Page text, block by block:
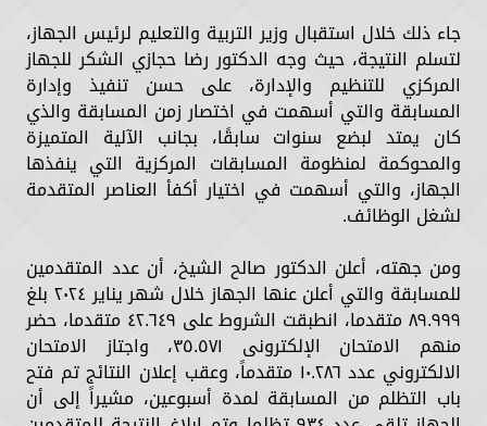
جاء ذلك خلال استقبال وزير التربية والتعليم لرئيس الجهاز،
لتسلم النتيجة، حيث وجه الدكتور رضا حجازي الشكر للجهاز
المركزي للتنظيم والإدارة، على حسن تنفيذ وإدارة
المسابقة والتي أسهمت في اختصار زمن المسابقة والذي
كان يمتد لبضع سنوات سابقًا، بجانب الآلية المتميزة
والمحوكمة لمنظومة المسابقات المركزية التي ينفذها
الجهاز، والتي أسهمت في اختيار أكفأ العناصر المتقدمة
لشغل الوظائف.
ومن جهته، أعلن الدكتور صالح الشيخ، أن عدد المتقدمين
للمسابقة والتي أعلن عنها الجهاز خلال شهر يناير ٢٠٢٤ بلغ
٨٩.٩٩٩ متقدما، انطبقت الشروط على ٤٢.٦٤٩ متقدما، حضر
منهم الامتحان الإلكترونى ٣٥.٥٧١، واجتاز الامتحان
الالكتروني عدد ١٠.٢٨٦ متقدماً، وعقب إعلان النتائج تم فتح
باب التظلم من المسابقة لمدة أسبوعين، مشيراً إلى أن